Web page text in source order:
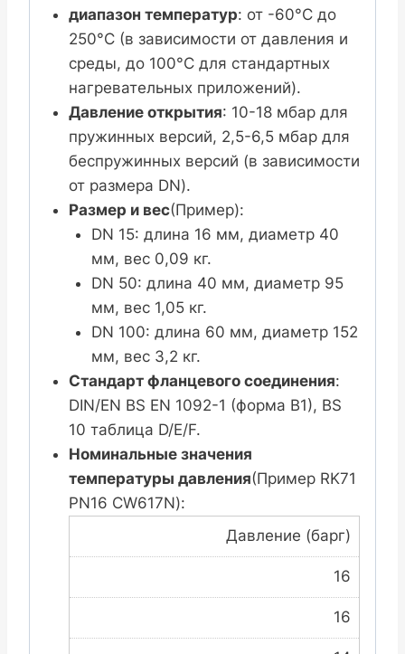
диапазон температур: от -60°C до
250°C (в зависимости от давления и
среды, до 100°C для стандартных
нагревательных приложений).
Давление открытия: 10-18 мбар для
пружинных версий, 2,5-6,5 мбар для
беспружинных версий (в зависимости
от размера DN).
Размер и вес(Пример):
DN 15: длина 16 мм, диаметр 40
мм, вес 0,09 кг.
DN 50: длина 40 мм, диаметр 95
мм, вес 1,05 кг.
DN 100: длина 60 мм, диаметр 152
мм, вес 3,2 кг.
Стандарт фланцевого соединения:
DIN/EN BS EN 1092-1 (форма B1), BS
10 таблица D/E/F.
Номинальные значения
температуры давления(Пример RK71
PN16 CW617N):
Давление (барг)
16
16